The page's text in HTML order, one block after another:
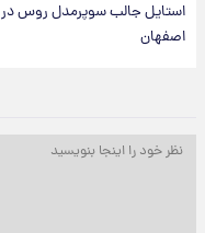
استایل جالب سوپرمدل روس در
اصفهان